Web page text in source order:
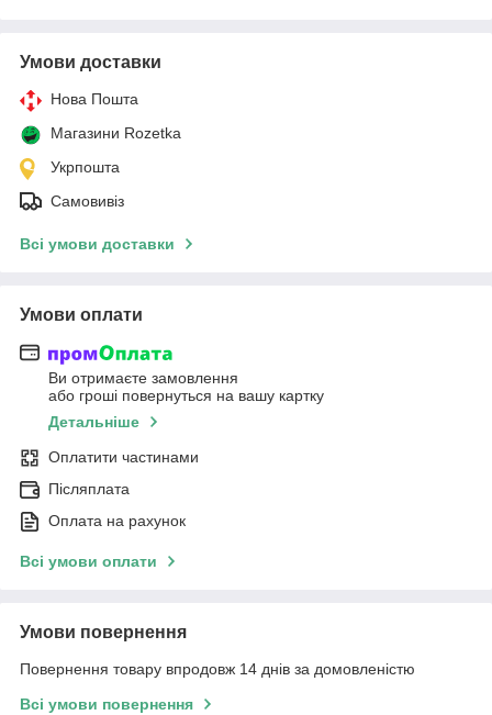
Умови доставки
Нова Пошта
Магазини Rozetka
Укрпошта
Самовивіз
Всі умови доставки
Умови оплати
Ви отримаєте замовлення
або гроші повернуться на вашу картку
Детальніше
Оплатити частинами
Післяплата
Оплата на рахунок
Всі умови оплати
Умови повернення
Повернення товару впродовж 14 днів за домовленістю
Всі умови повернення